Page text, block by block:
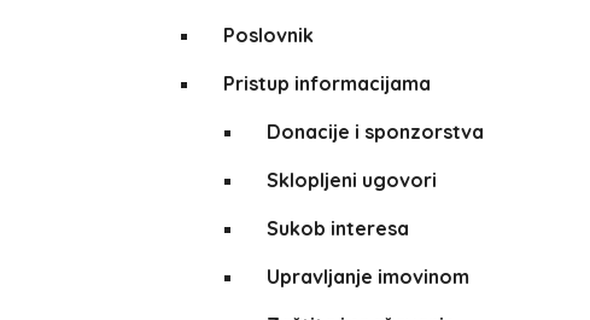
Poslovnik
Pristup informacijama
Donacije i sponzorstva
Sklopljeni ugovori
Sukob interesa
Upravljanje imovinom